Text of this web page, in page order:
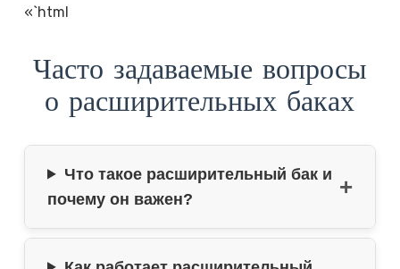
«`html
Часто задаваемые вопросы
о расширительных баках
Что такое расширительный бак и
почему он важен?